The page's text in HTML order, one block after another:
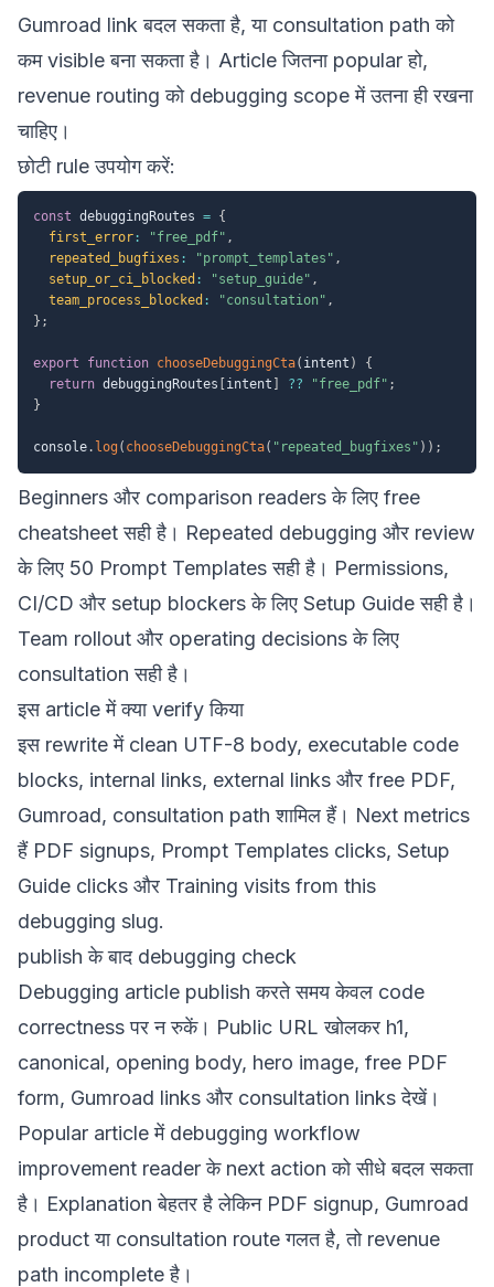
Gumroad link बदल सकता है, या consultation path को
कम visible बना सकता है। Article जितना popular हो,
revenue routing को debugging scope में उतना ही रखना
चाहिए।
छोटी rule उपयोग करें:
const debuggingRoutes = {
first_error : "free_pdf" ,
repeated_bugfixes : "prompt_templates" ,
setup_or_ci_blocked : "setup_guide" ,
team_process_blocked : "consultation" ,
} ;
export function chooseDebuggingCta( intent )
{
return debuggingRoutes intent ?? "free_pdf" ;
}
console. log ( chooseDebuggingCta( "repeated_bugfixes" ) ) ;
Beginners और comparison readers के लिए free
cheatsheetसही है। Repeated debugging और review
के लिए 50 Prompt Templatesसही है। Permissions,
CI/CD और setup blockers के लिए Setup Guideसही है।
Team rollout और operating decisions के लिए
consultation सही है।
इस article में क्या verify किया
इस rewrite में clean UTF-8 body, executable code
blocks, internal links, external links और free PDF,
Gumroad, consultation path शामिल हैं। Next metrics
हैं PDF signups, Prompt Templates clicks, Setup
Guide clicks और Training visits from this
debugging slug.
publish के बाद debugging check
Debugging article publish करते समय केवल code
correctness पर न रुकें। Public URL खोलकर h1,
canonical, opening body, hero image, free PDF
form, Gumroad links और consultation links देखें।
Popular article में debugging workflow
improvement reader के next action को सीधे बदल सकता
है। Explanation बेहतर है लेकिन PDF signup, Gumroad
product या consultation route गलत है, तो revenue
path incomplete है।